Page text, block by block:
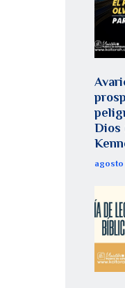
Dios
agosto